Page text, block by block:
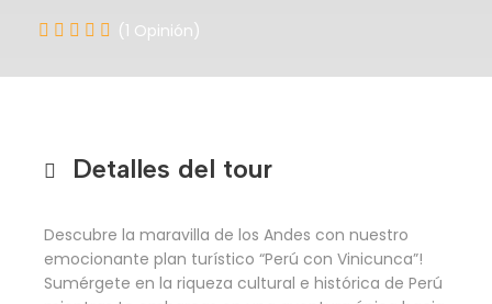
(1 Opinión)
Detalles del tour
Descubre la maravilla de los Andes con nuestro
emocionante plan turístico “Perú con Vinicunca”!
Sumérgete en la riqueza cultural e histórica de Perú